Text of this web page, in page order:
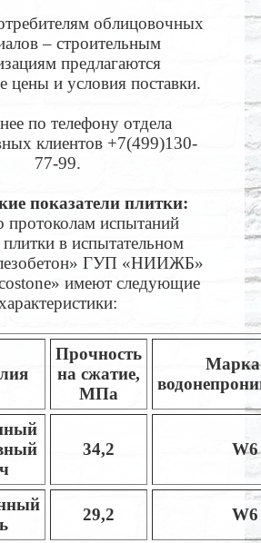
облицовочных
– строительным
предлагаются
цены и условия поставки.
по телефону отдела
клиентов +7(499)130-
77-99.
показатели плитки:
протоколам испытаний
в испытательном
ГУП «НИИЖБ»
имеют следующие
Прочность
на сжатие,
МПа
34,2 W6
29,2 W6